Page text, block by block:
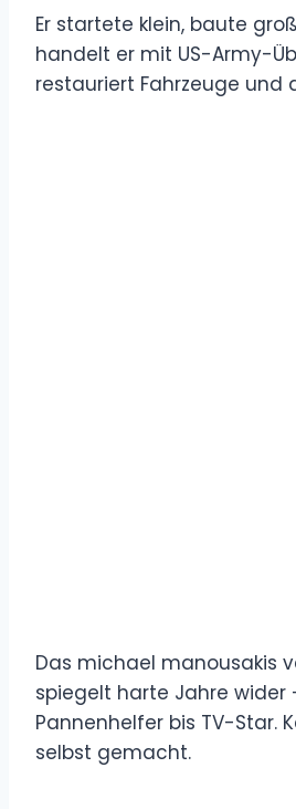
Er startete klein, baute
handelt er mit US-Army-
restauriert Fahrzeuge und
Das michael manousakis
spiegelt harte Jahre wider
Pannenhelfer bis TV-Star.
selbst gemacht.